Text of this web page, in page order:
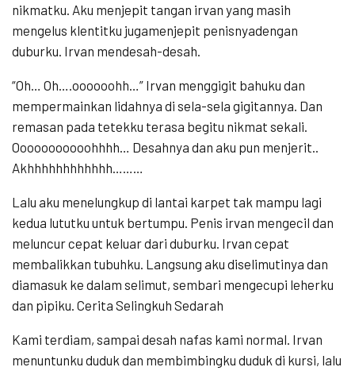
nikmatku. Aku menjepit tangan irvan yang masih
mengelus klentitku jugamenjepit penisnyadengan
duburku. Irvan mendesah-desah.
“Oh… Oh….oooooohh…” Irvan menggigit bahuku dan
mempermainkan lidahnya di sela-sela gigitannya. Dan
remasan pada tetekku terasa begitu nikmat sekali.
Ooooooooooohhhh… Desahnya dan aku pun menjerit..
Akhhhhhhhhhhhh………
Lalu aku menelungkup di lantai karpet tak mampu lagi
kedua lututku untuk bertumpu. Penis irvan mengecil dan
meluncur cepat keluar dari duburku. Irvan cepat
membalikkan tubuhku. Langsung aku diselimutinya dan
diamasuk ke dalam selimut, sembari mengecupi leherku
dan pipiku. Cerita Selingkuh Sedarah
Kami terdiam, sampai desah nafas kami normal. Irvan
menuntunku duduk dan membimbingku duduk di kursi, lalu